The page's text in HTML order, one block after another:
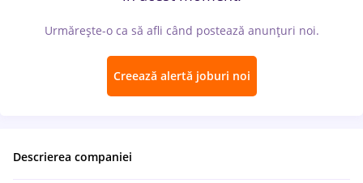
Urmărește-o ca să afli când postează anunțuri noi.
Creează alertă joburi noi
Descrierea companiei